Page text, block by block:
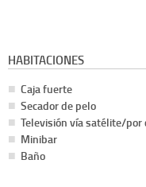
HABITACIONES
Caja fuerte
Secador de pelo
Televisión vía satélite/por
Minibar
Baño